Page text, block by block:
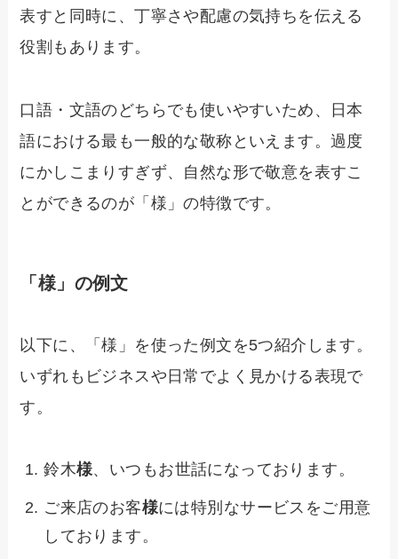
表すと同時に、丁寧さや配慮の気持ちを伝える
役割もあります。
口語・文語のどちらでも使いやすいため、日本
語における最も一般的な敬称といえます。過度
にかしこまりすぎず、自然な形で敬意を表すこ
とができるのが「様」の特徴です。
「様」の例文
以下に、「様」を使った例文を5つ紹介します。
いずれもビジネスや日常でよく見かける表現で
す。
鈴木様、いつもお世話になっております。
ご来店のお客様には特別なサービスをご用意
しております。